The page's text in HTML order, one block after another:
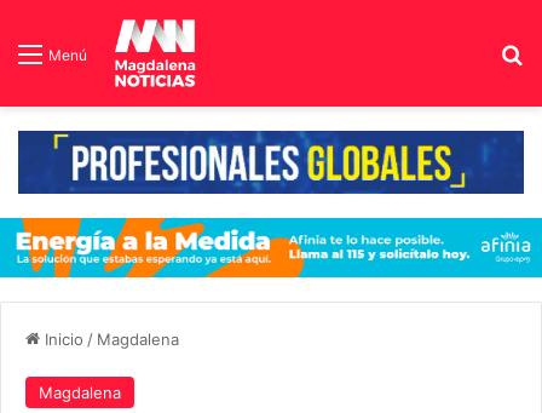
Menú
Inicio / Magdalena
Magdalena